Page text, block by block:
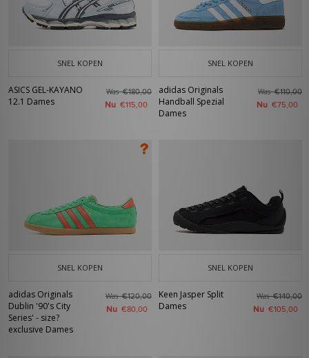
SNEL KOPEN
ASICS GEL-KAYANO
12.1 Dames
Was€180,00
Nu €115,00
SNEL KOPEN
adidas Originals
Handball Spezial
Dames
Was€110,00
Nu €75,00
SNEL KOPEN
adidas Originals
Dublin '90's City
Series' - size?
exclusive Dames
Was€120,00
Nu €80,00
SNEL KOPEN
Keen Jasper Split
Dames
Was€140,00
Nu €105,00